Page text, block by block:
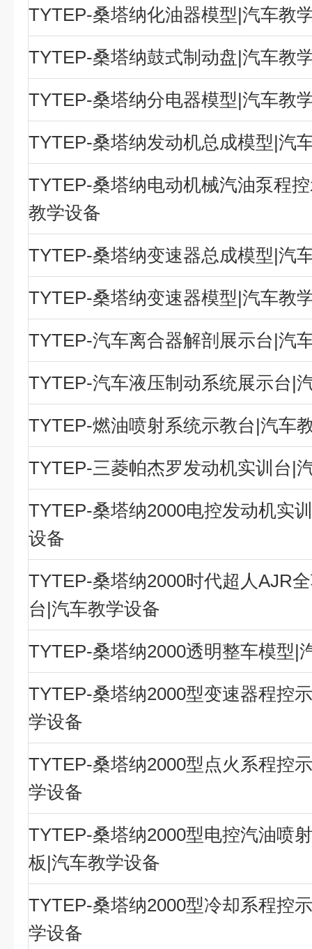
TYTEP-桑塔纳化油器模型|汽车教
TYTEP-桑塔纳鼓式制动盘|汽车教
TYTEP-桑塔纳分电器模型|汽车教
TYTEP-桑塔纳发动机总成模型|汽
TYTEP-桑塔纳电动机械汽油泵程
教学设备
TYTEP-桑塔纳变速器总成模型|汽
TYTEP-桑塔纳变速器模型|汽车教
TYTEP-汽车离合器解剖展示台|汽
TYTEP-汽车液压制动系统展示台|
TYTEP-燃油喷射系统示教台|汽车
TYTEP-三菱帕杰罗发动机实训台|
TYTEP-桑塔纳2000电控发动机实
设备
TYTEP-桑塔纳2000时代超人AJR
台|汽车教学设备
TYTEP-桑塔纳2000透明整车模型|
TYTEP-桑塔纳2000型变速器程控
学设备
TYTEP-桑塔纳2000型点火系程控
学设备
TYTEP-桑塔纳2000型电控汽油喷
板|汽车教学设备
TYTEP-桑塔纳2000型冷却系程控
学设备